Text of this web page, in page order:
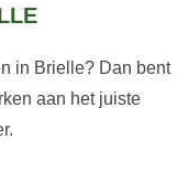
in Brielle? Dan bent
aan het juiste